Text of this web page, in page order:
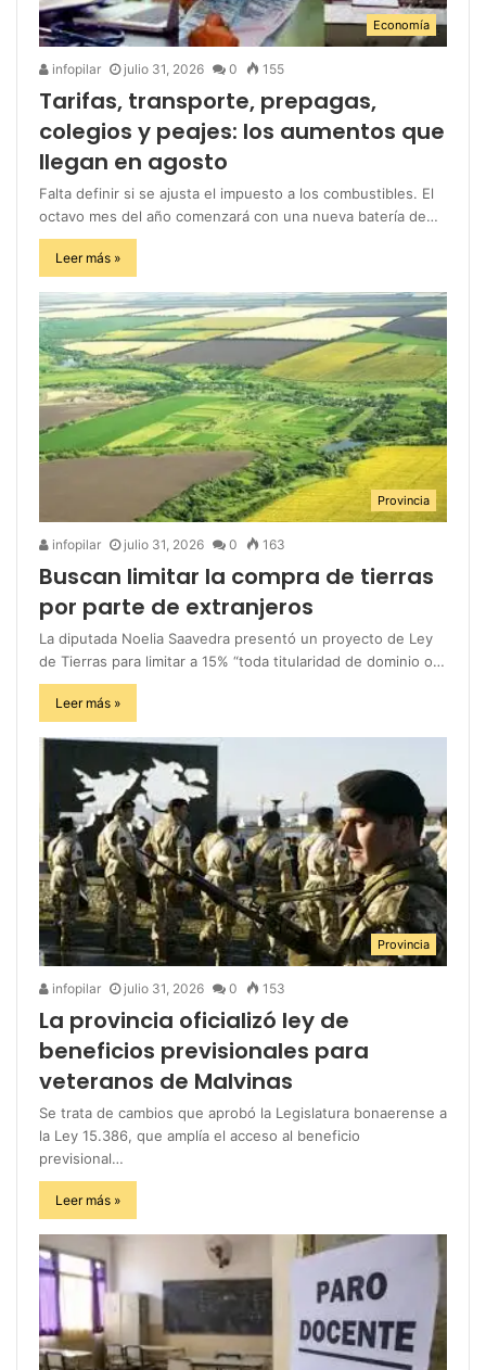
Economía
infopilar julio 31, 2026 0 155
Tarifas, transporte, prepagas,
colegios y peajes: los aumentos que
llegan en agosto
Falta definir si se ajusta el impuesto a los combustibles. El
octavo mes del año comenzará con una nueva batería de…
Leer más »
Provincia
infopilar julio 31, 2026 0 163
Buscan limitar la compra de tierras
por parte de extranjeros
La diputada Noelia Saavedra presentó un proyecto de Ley
de Tierras para limitar a 15% “toda titularidad de dominio o…
Leer más »
Provincia
infopilar julio 31, 2026 0 153
La provincia oficializó ley de
beneficios previsionales para
veteranos de Malvinas
Se trata de cambios que aprobó la Legislatura bonaerense a
la Ley 15.386, que amplía el acceso al beneficio
previsional…
Leer más »